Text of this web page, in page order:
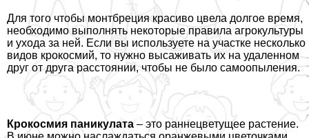
Для того чтобы монтбреция красиво цвела долгое время,
необходимо выполнять некоторые правила агрокультуры
и ухода за ней. Если вы используете на участке несколько
видов крокосмий, то нужно высаживать их на удаленном
друг от друга расстоянии, чтобы не было самоопыления.
Крокосмия паникулата – это раннецветущее растение.